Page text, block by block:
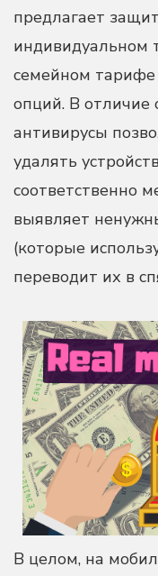
предлагает
индивидуальном
семейном тарифе
опций. В отличие
антивирусы
удалять
соответственно
выявляет
(которые
переводит их в
В целом, на